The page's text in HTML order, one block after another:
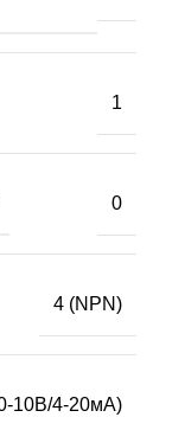
1
0
4 (NPN)
10В/4-20мА)